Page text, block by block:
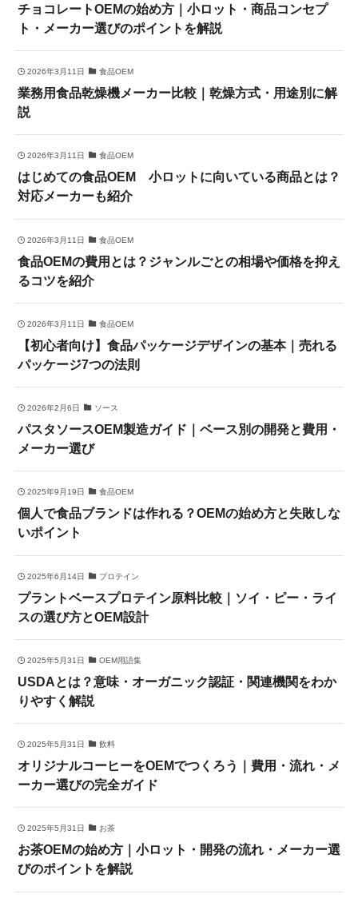
チョコレートOEMの始め方｜小ロット・商品コンセプ
ト・メーカー選びのポイントを解説
2026年3月11日 食品OEM
業務用食品乾燥機メーカー比較｜乾燥方式・用途別に解
説
2026年3月11日 食品OEM
はじめての食品OEM 小ロットに向いている商品とは？
対応メーカーも紹介
2026年3月11日 食品OEM
食品OEMの費用とは？ジャンルごとの相場や価格を抑え
るコツを紹介
2026年3月11日 食品OEM
【初心者向け】食品パッケージデザインの基本｜売れる
パッケージ7つの法則
2026年2月6日 ソース
パスタソースOEM製造ガイド｜ベース別の開発と費用・
メーカー選び
2025年9月19日 食品OEM
個人で食品ブランドは作れる？OEMの始め方と失敗しな
いポイント
2025年6月14日 プロテイン
プラントベースプロテイン原料比較｜ソイ・ピー・ライ
スの選び方とOEM設計
2025年5月31日 OEM用語集
USDAとは？意味・オーガニック認証・関連機関をわか
りやすく解説
2025年5月31日 飲料
オリジナルコーヒーをOEMでつくろう｜費用・流れ・メ
ーカー選びの完全ガイド
2025年5月31日 お茶
お茶OEMの始め方｜小ロット・開発の流れ・メーカー選
びのポイントを解説